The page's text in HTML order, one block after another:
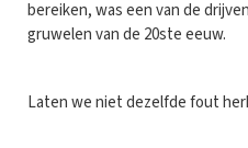
bereiken, was een van de
gruwelen van de 20ste eeuw.
Laten we niet dezelfde fout